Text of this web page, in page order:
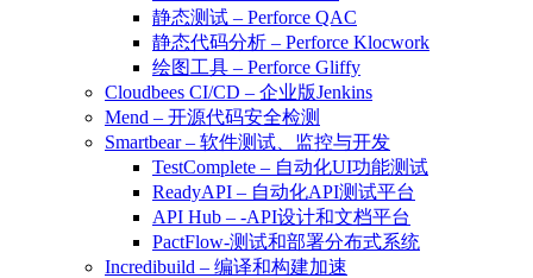
静态测试 – Perforce QAC
静态代码分析 – Perforce Klocwork
绘图工具 – Perforce Gliffy
Cloudbees CI/CD – 企业版Jenkins
Mend – 开源代码安全检测
Smartbear – 软件测试、监控与开发
TestComplete – 自动化UI功能测试
ReadyAPI – 自动化API测试平台
API Hub – -API设计和文档平台
PactFlow-测试和部署分布式系统
Incredibuild – 编译和构建加速